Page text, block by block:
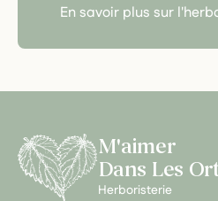
En savoir plus sur
M'aimer
Dans Les
Herboristerie